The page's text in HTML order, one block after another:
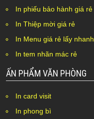
In phiếu bảo hành giá rẻ
In Thiệp mời giá rẻ
In Menu giá rẻ lấy nhanh
In tem nhãn mác rẻ
ẤN PHẨM VĂN PHÒNG
In card visit
In phong bì